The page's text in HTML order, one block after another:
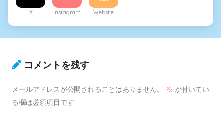
X Instagram Website
コメントを残す
メールアドレスが公開されることはありません。 ※ が付いてい
る欄は必須項目です